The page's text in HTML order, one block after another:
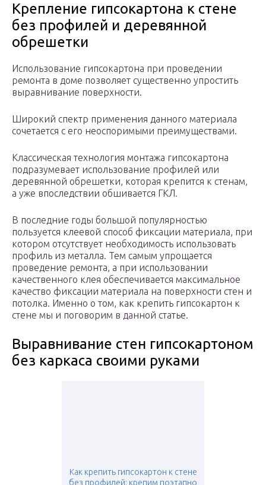
Крепление гипсокартона к стене
без профилей и деревянной
обрешетки
Использование гипсокартона при проведении
ремонта в доме позволяет существенно упростить
выравнивание поверхности.
Широкий спектр применения данного материала
сочетается с его неоспоримыми преимуществами.
Классическая технология монтажа гипсокартона
подразумевает использование профилей или
деревянной обрешетки, которая крепится к стенам,
а уже впоследствии обшивается ГКЛ.
В последние годы большой популярностью
пользуется клеевой способ фиксации материала, при
котором отсутствует необходимость использовать
профиль из металла. Тем самым упрощается
проведение ремонта, а при использовании
качественного клея обеспечивается максимальное
качество фиксации материала на поверхности стен и
потолка. Именно о том, как крепить гипсокартон к
стене мы и поговорим в данной статье.
Выравнивание стен гипсокартоном
без каркаса своими руками
Как крепить гипсокартон к стене
без профилей: крепим поэтапно